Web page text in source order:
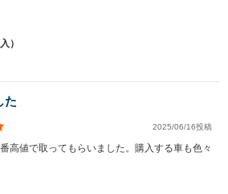
）
た
2025/06/16投稿
高値で取ってもらいました。購入する車も色々